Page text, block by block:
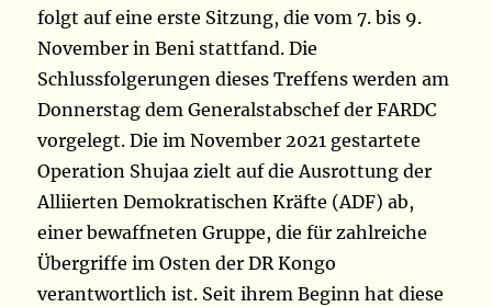
folgt auf eine erste Sitzung, die vom 7. bis 9.
November in Beni stattfand. Die
Schlussfolgerungen dieses Treffens werden am
Donnerstag dem Generalstabschef der FARDC
vorgelegt. Die im November 2021 gestartete
Operation Shujaa zielt auf die Ausrottung der
Alliierten Demokratischen Kräfte (ADF) ab,
einer bewaffneten Gruppe, die für zahlreiche
Übergriffe im Osten der DR Kongo
verantwortlich ist. Seit ihrem Beginn hat diese